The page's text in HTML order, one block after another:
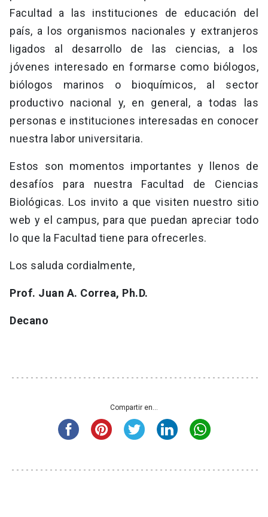
Facultad a las instituciones de educación del
país, a los organismos nacionales y extranjeros
ligados al desarrollo de las ciencias, a los
jóvenes interesado en formarse como biólogos,
biólogos marinos o bioquímicos, al sector
productivo nacional y, en general, a todas las
personas e instituciones interesadas en conocer
nuestra labor universitaria.
Estos son momentos importantes y llenos de
desafíos para nuestra Facultad de Ciencias
Biológicas. Los invito a que visiten nuestro sitio
web y el campus, para que puedan apreciar todo
lo que la Facultad tiene para ofrecerles.
Los saluda cordialmente,
Prof. Juan A. Correa, Ph.D.
Decano
Compartir en...